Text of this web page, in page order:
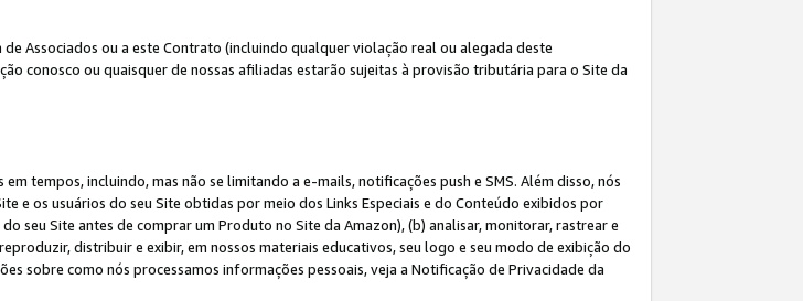
Associados ou a este Contrato (incluindo qualquer violação real ou alegada deste
conosco ou quaisquer de nossas afiliadas estarão sujeitas à provisão tributária para o Site da
tempos, incluindo, mas não se limitando a e-mails, notificações push e SMS. Além disso, nós
os usuários do seu Site obtidas por meio dos Links Especiais e do Conteúdo exibidos por
seu Site antes de comprar um Produto no Site da Amazon), (b) analisar, monitorar, rastrear e
distribuir e exibir, em nossos materiais educativos, seu logo e seu modo de exibição do
sobre como nós processamos informações pessoais, veja a Notificação de Privacidade da